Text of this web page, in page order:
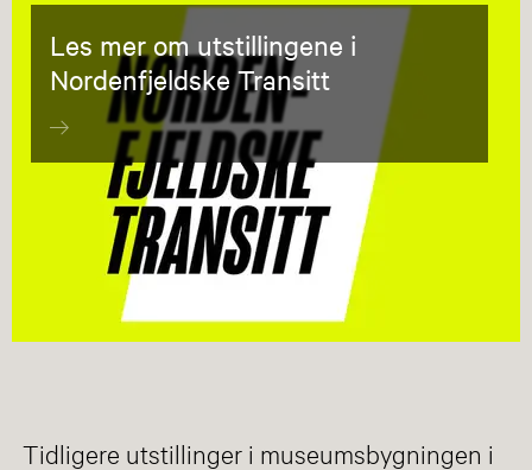
Les mer om utstillingene i
Nordenfjeldske Transitt
Tidligere utstillinger i museumsbygningen i